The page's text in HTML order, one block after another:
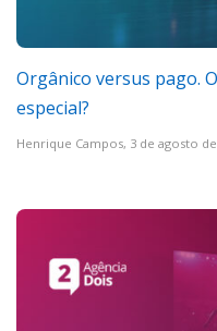
Orgânico versus pago.
especial?
Henrique Campos, 3 de agosto